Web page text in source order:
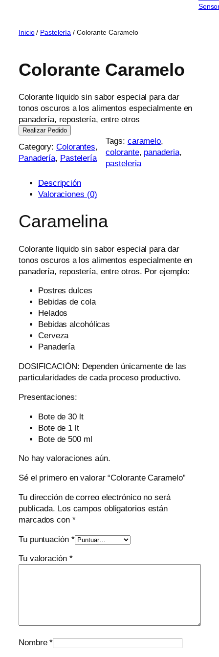
Inicio/ Pastelería / Colorante Caramelo
Colorante Caramelo
Colorante liquido sin sabor especial para dar
tonos oscuros a los alimentos especialmente en
panadería, repostería, entre otros
Realizar Pedido
Category:Colorantes
Panadería, Pastelería
Tags: caramelo
colorante, panaderia
pasteleria
Descripción
Valoraciones (0)
Caramelina
Colorante liquido sin sabor especial para dar
tonos oscuros a los alimentos especialmente en
panadería, repostería, entre otros. Por ejemplo:
Postres dulces
Bebidas de cola
Helados
Bebidas alcohólicas
Cerveza
Panadería
DOSIFICACIÓN: Dependen únicamente de las
particularidades de cada proceso productivo.
Presentaciones:
Bote de 30 lt
Bote de 1 lt
Bote de 500 ml
No hay valoraciones aún.
Sé el primero en valorar “Colorante Caramelo”
Tu dirección de correo electrónico no será
publicada. Los campos obligatorios están
marcados con *
Tu puntuación *
Tu valoración *
Nombre*